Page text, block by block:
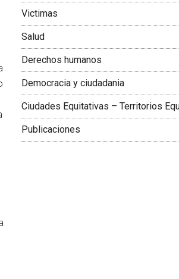
Victimas
Salud
Derechos humanos
Democracia y ciudadania
Ciudades Equitativas – Territorios
Publicaciones